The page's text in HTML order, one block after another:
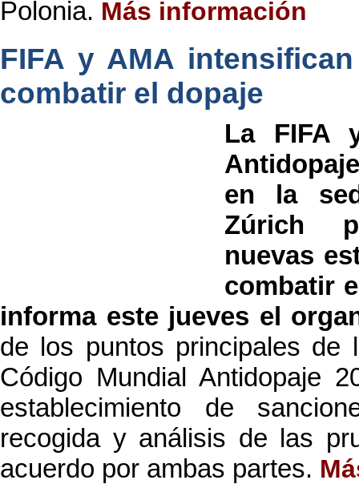
Polonia. Más información
FIFA y AMA
combatir el dopaje
La FIFA
en la
Zúrich
nuevas
combatir
informa este jueves el
de los puntos principales de
Código Mundial Antidopaje
establecimiento de
recogida y análisis de las
acuerdo por ambas partes.